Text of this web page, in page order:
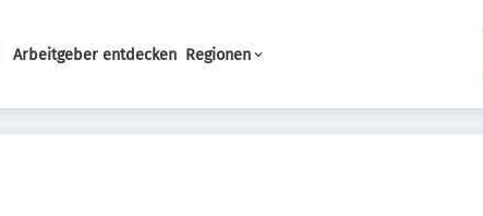
Haupt-Navigation
Arbeitgeber entdecken Regionen